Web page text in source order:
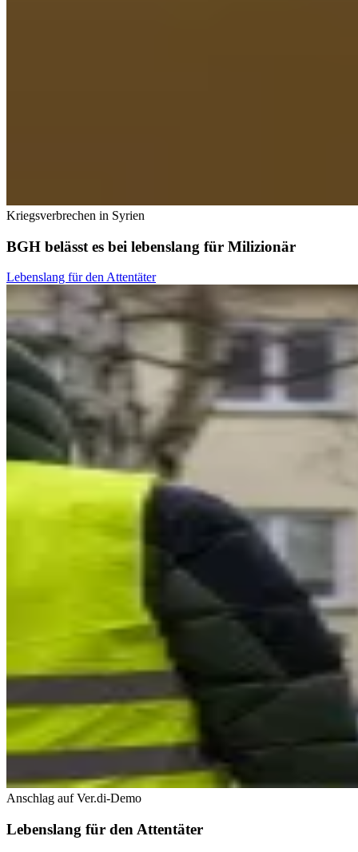
Kriegsverbrechen in Syrien
BGH belässt es bei lebenslang für Milizionär
Lebenslang für den Attentäter
Anschlag auf Ver.di-Demo
Lebenslang für den Attentäter